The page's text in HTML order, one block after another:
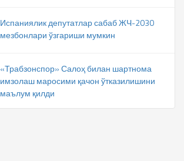
Испаниялик депутатлар сабаб ЖЧ-2030
мезбонлари ўзгариши мумкин
«Трабзонспор» Салоҳ билан шартнома
имзолаш маросими қачон ўтказилишини
маълум қилди